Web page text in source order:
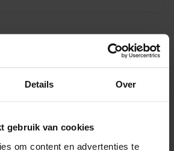
Details Over
gebruik van cookies
om content en advertenties te